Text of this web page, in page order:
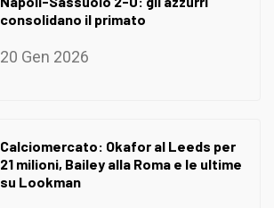
consolidano il primato
20 Gen 2026
Calciomercato: Okafor al Leeds per
21 milioni, Bailey alla Roma e le ultime
su Lookman